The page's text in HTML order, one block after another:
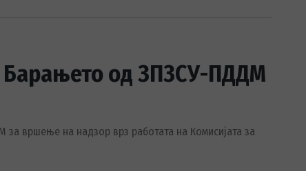
Барањето од ЗПЗСУ-ПДДМ
вршење на надзор врз работата на Комисијата за